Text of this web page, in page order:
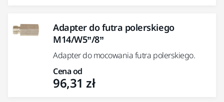
Adapter do futra polerskiego
M14/W5”/8”
Adapter do mocowania futra polerskiego.
Cena od
96,31 zł